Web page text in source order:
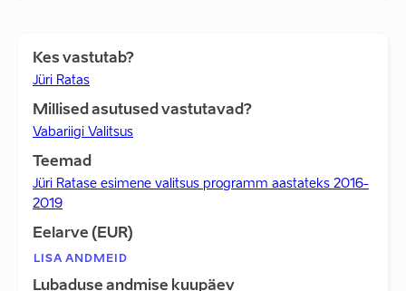
Kes vastutab?
Jüri Ratas
Millised asutused vastutavad?
Vabariigi Valitsus
Teemad
Jüri Ratase esimene valitsus programm aastateks 2016-
2019
Eelarve (EUR)
LISA ANDMEID
Lubaduse andmise kuupäev